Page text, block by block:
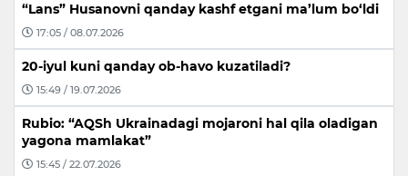
“Lans” Husanovni qanday kashf etgani ma’lum bo‘ldi
17:05 / 08.07.2026
20-iyul kuni qanday ob-havo kuzatiladi?
15:49 / 19.07.2026
Rubio: “AQSh Ukrainadagi mojaroni hal qila oladigan
yagona mamlakat”
15:45 / 22.07.2026